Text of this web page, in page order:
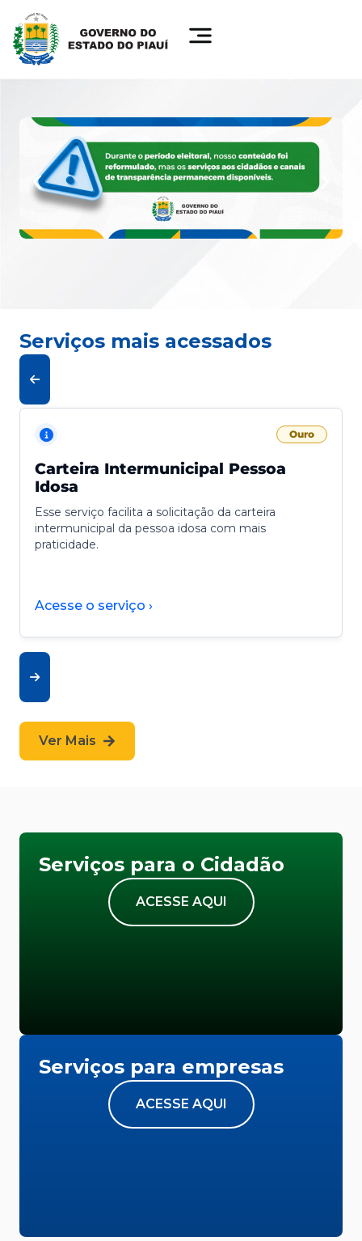
Serviços mais acessados
Ouro
Carteira Intermunicipal Pessoa
Idosa
Esse serviço facilita a solicitação da carteira
intermunicipal da pessoa idosa com mais
praticidade.
Acesse o serviço ›
Ver Mais
Serviços para o Cidadão
ACESSE AQUI
Serviços para empresas
ACESSE AQUI